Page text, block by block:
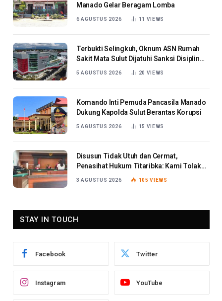
Manado Gelar Beragam Lomba
6 AGUSTUS 2026 11 VIEWS
Terbukti Selingkuh, Oknum ASN Rumah
Sakit Mata Sulut Dijatuhi Sanksi Disiplin
5 AGUSTUS 2026 20 VIEWS
Komando Inti Pemuda Pancasila Manado
Dukung Kapolda Sulut Berantas Korupsi
5 AGUSTUS 2026 15 VIEWS
Disusun Tidak Utuh dan Cermat,
Penasihat Hukum Titaribka: Kami Tolak
3 AGUSTUS 2026 105VIEWS
STAY IN TOUCH
Facebook Twitter
Instagram YouTube